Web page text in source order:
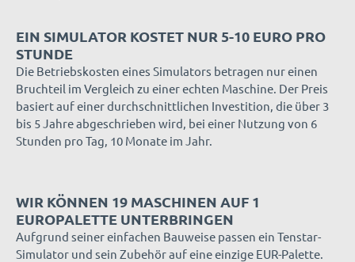
EIN SIMULATOR KOSTET NUR 5-10 EURO PRO
STUNDE
Die Betriebskosten eines Simulators betragen nur einen
Bruchteil im Vergleich zu einer echten Maschine. Der Preis
basiert auf einer durchschnittlichen Investition, die über 3
bis 5 Jahre abgeschrieben wird, bei einer Nutzung von 6
Stunden pro Tag, 10 Monate im Jahr.
WIR KÖNNEN 19 MASCHINEN AUF 1
EUROPALETTE UNTERBRINGEN
Aufgrund seiner einfachen Bauweise passen ein Tenstar-
Simulator und sein Zubehör auf eine einzige EUR-Palette.